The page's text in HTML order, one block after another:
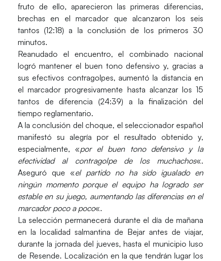
fruto de ello, aparecieron las primeras diferencias,
brechas en el marcador que alcanzaron los seis
tantos (12:18) a la conclusión de los primeros 30
minutos.
Reanudado el encuentro, el combinado nacional
logró mantener el buen tono defensivo y, gracias a
sus efectivos contragolpes, aumentó la distancia en
el marcador progresivamente hasta alcanzar los 15
tantos de diferencia (24:39) a la finalización del
tiempo reglamentario.
A la conclusión del choque, el seleccionador español
manifestó su alegría por el resultado obtenido y,
especialmente, «por el buen tono defensivo y la
efectividad al contragolpe de los muchachos«.
Aseguró que «el partido no ha sido igualado en
ningún momento porque el equipo ha logrado ser
estable en su juego, aumentando las diferencias en el
marcador poco a poco«.
La selección permanecerá durante el día de mañana
en la localidad salmantina de Bejar antes de viajar,
durante la jornada del jueves, hasta el municipio luso
de Resende. Localización en la que tendrán lugar los